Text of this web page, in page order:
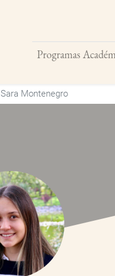
Programas
Buscar
Sara Montenegro